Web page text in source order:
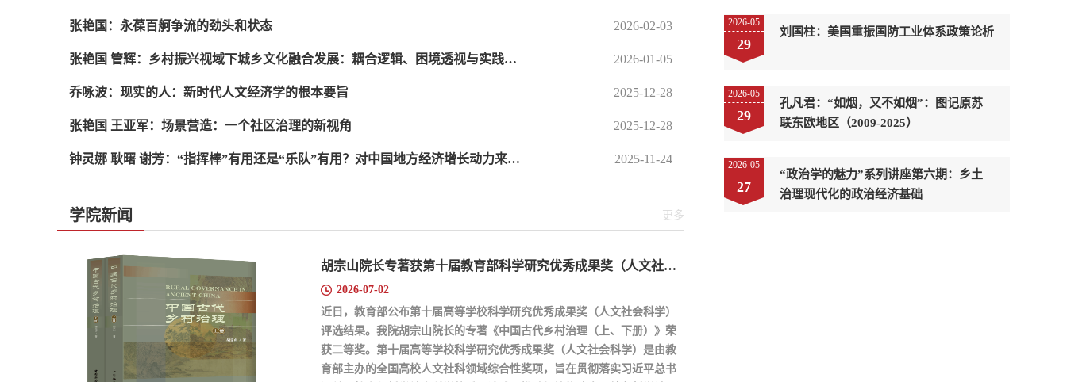
张艳国：永葆百舸争流的劲头和状态 2026-02-03
张艳国 管辉：乡村振兴视域下城乡文化融合发展：耦合逻辑、困境透视与实践路径 2026-01-05
乔咏波：现实的人：新时代人文经济学的根本要旨 2025-12-28
张艳国 王亚军：场景营造：一个社区治理的新视角 2025-12-28
钟灵娜 耿曙 谢芳：“指挥棒”有用还是“乐队”有用？对中国地方经济增长动力来源的再探讨 2025-11-24
学院新闻 更多
胡宗山院长专著获第十届教育部科学研究优秀成果奖（人文社会科学）二等奖
2026-07-02
近日，教育部公布第十届高等学校科学研究优秀成果奖（人文社会科学）
评选结果。我院胡宗山院长的专著《中国古代乡村治理（上、下册）》荣
获二等奖。第十届高等学校科学研究优秀成果奖（人文社会科学）是由教
育部主办的全国高校人文社科领域综合性奖项，旨在贯彻落实习近平总书
2026-05
29
刘国柱：美国重振国防工业体系政策论析
2026-05
29
孔凡君：“如烟，又不如烟”：图记原苏
联东欧地区（2009-2025）
2026-05
27
“政治学的魅力”系列讲座第六期：乡土
治理现代化的政治经济基础